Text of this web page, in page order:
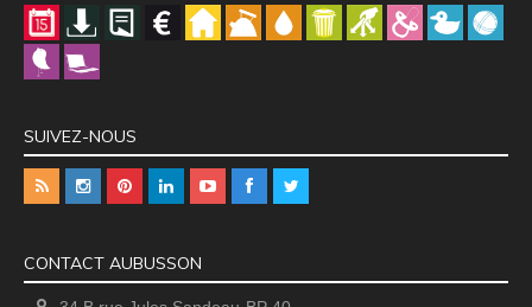
SUIVEZ-NOUS
CONTACT AUBUSSON